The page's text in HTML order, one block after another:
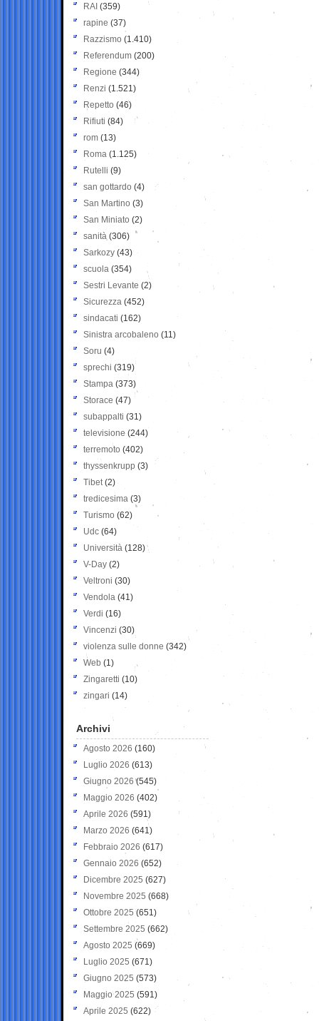
RAI (359)
rapine (37)
Razzismo (1.410)
Referendum (200)
Regione (344)
Renzi (1.521)
Repetto (46)
Rifiuti (84)
rom (13)
Roma (1.125)
Rutelli (9)
san gottardo (4)
San Martino (3)
San Miniato (2)
sanità (306)
Sarkozy (43)
scuola (354)
Sestri Levante (2)
Sicurezza (452)
sindacati (162)
Sinistra arcobaleno (11)
Soru (4)
sprechi (319)
Stampa (373)
Storace (47)
subappalti (31)
televisione(244)
terremoto (402)
thyssenkrupp (3)
Tibet(2)
tredicesima (3)
Turismo (62)
Udc (64)
Università (128)
V-Day (2)
Veltroni (30)
Vendola (41)
Verdi (16)
Vincenzi (30)
violenza sulle donne (342)
Web (1)
Zingaretti (10)
zingari (14)
Archivi
Agosto 2026 (160)
Luglio 2026 (613)
Giugno 2026 (545)
Maggio 2026 (402)
Aprile 2026 (591)
Marzo 2026 (641)
Febbraio 2026 (617)
Gennaio 2026 (652)
Dicembre 2025 (627)
Novembre 2025 (668)
Ottobre 2025 (651)
Settembre 2025 (662)
Agosto 2025 (669)
Luglio 2025 (671)
Giugno 2025 (573)
Maggio 2025 (591)
Aprile 2025 (622)